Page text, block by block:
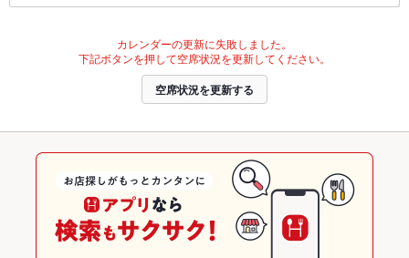
カレンダーの更新に失敗しました。
下記ボタンを押して空席状況を更新してください。
空席状況を更新する